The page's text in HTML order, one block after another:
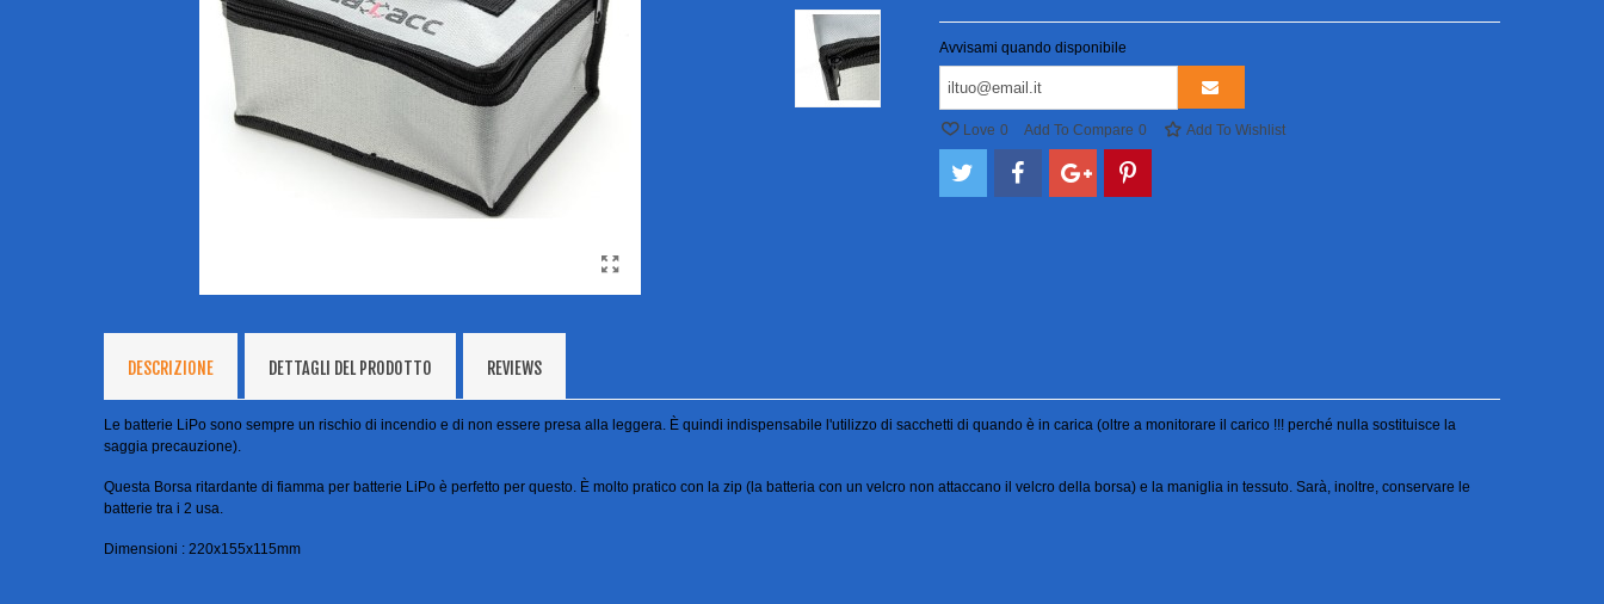
Avvisami quando disponibile
Love 0 Add To Compare 0 Add To Wishlist
DESCRIZIONE DETTAGLI DEL PRODOTTO REVIEWS
Le batterie LiPo sono sempre un rischio di incendio e di non essere presa alla leggera. È quindi indispensabile l'utilizzo di sacchetti di quando è in carica (oltre a monitorare il carico !!! perché nulla sostituisce la
saggia precauzione).
Questa Borsa ritardante di fiamma per batterie LiPo è perfetto per questo. È molto pratico con la zip (la batteria con un velcro non attaccano il velcro della borsa) e la maniglia in tessuto. Sarà, inoltre, conservare le
batterie tra i 2 usa.
Dimensioni : 220x155x115mm